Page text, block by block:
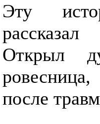
Эту
Открыл
после